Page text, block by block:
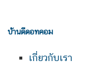
บ้านดีดอทคอม
เกี่ยวกับเรา